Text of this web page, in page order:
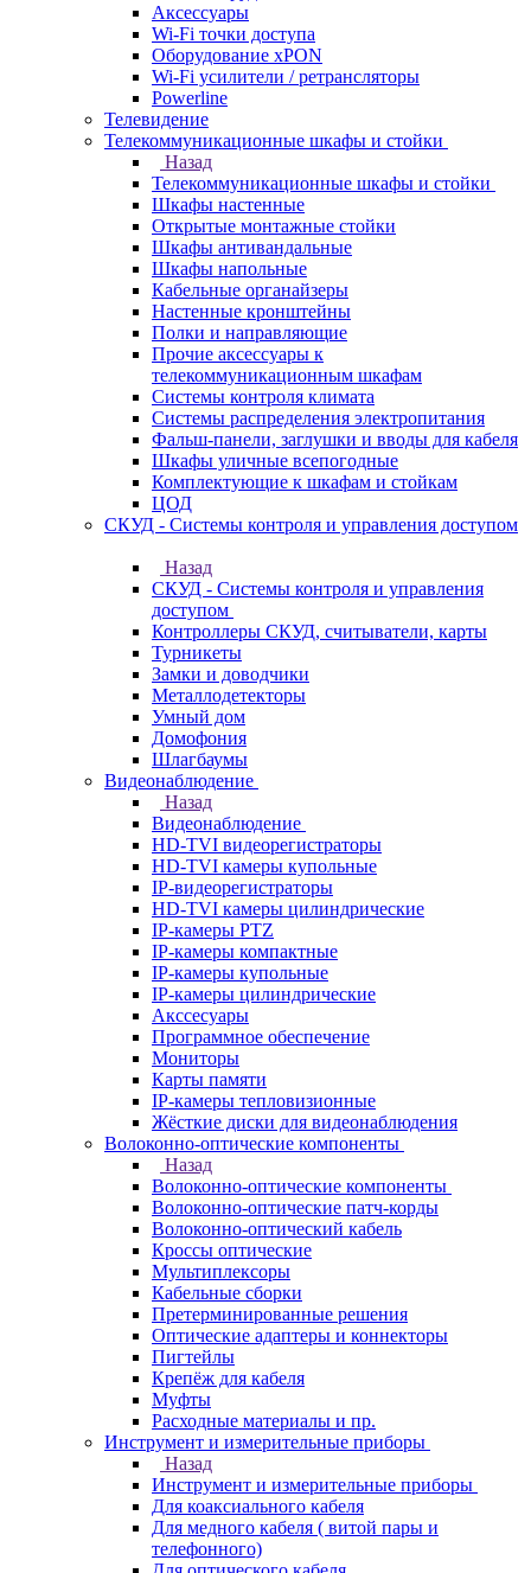
Аксессуары
Wi-Fi точки доступа
Оборудование хPON
Wi-Fi усилители / ретрансляторы
Powerline
Телевидение
Телекоммуникационные шкафы и стойки
Назад
Телекоммуникационные шкафы и стойки
Шкафы настенные
Открытые монтажные стойки
Шкафы антивандальные
Шкафы напольные
Кабельные органайзеры
Настенные кронштейны
Полки и направляющие
Прочие аксессуары к
телекоммуникационным шкафам
Системы контроля климата
Системы распределения электропитания
Фальш-панели, заглушки и вводы для кабеля
Шкафы уличные всепогодные
Комплектующие к шкафам и стойкам
ЦОД
СКУД - Системы контроля и управления доступом
Назад
СКУД - Системы контроля и управления
доступом
Контроллеры СКУД, считыватели, карты
Турникеты
Замки и доводчики
Металлодетекторы
Умный дом
Домофония
Шлагбаумы
Видеонаблюдение
Назад
Видеонаблюдение
HD-TVI видеорегистраторы
HD-TVI камеры купольные
IP-видеорегистраторы
HD-TVI камеры цилиндрические
IP-камеры PTZ
IP-камеры компактные
IP-камеры купольные
IP-камеры цилиндрические
Акссесуары
Программное обеспечение
Мониторы
Карты памяти
IP-камеры тепловизионные
Жёсткие диски для видеонаблюдения
Волоконно-оптические компоненты
Назад
Волоконно-оптические компоненты
Волоконно-оптические патч-корды
Волоконно-оптический кабель
Кроссы оптические
Мультиплексоры
Кабельные сборки
Претерминированные решения
Оптические адаптеры и коннекторы
Пигтейлы
Крепёж для кабеля
Муфты
Расходные материалы и пр.
Инструмент и измерительные приборы
Назад
Инструмент и измерительные приборы
Для коаксиального кабеля
Для медного кабеля ( витой пары и
телефонного)